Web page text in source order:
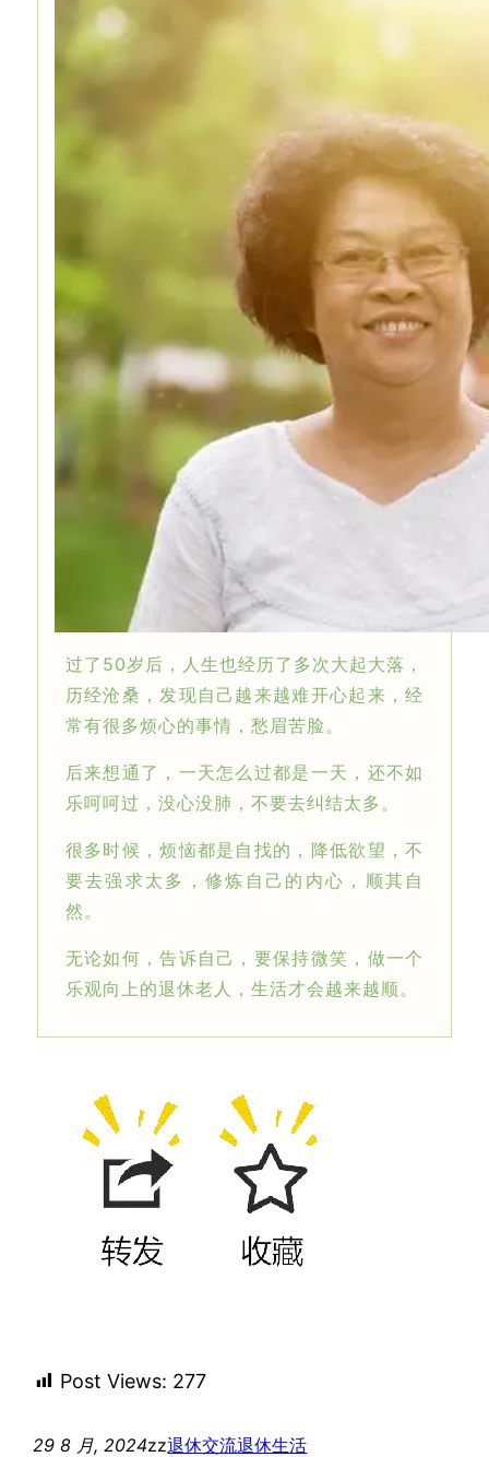
过了50岁后，人生也经历了多次大起大落，
历经沧桑，发现自己越来越难开心起来，经
常有很多烦心的事情，愁眉苦脸。
后来想通了，一天怎么过都是一天，还不如
乐呵呵过，没心没肺，不要去纠结太多。
很多时候，烦恼都是自找的，降低欲望，不
要去强求太多，修炼自己的内心，顺其自
然。
无论如何，告诉自己，要保持微笑，做一个
乐观向上的退休老人，生活才会越来越顺。
Post Views: 277
29 8 月, 2024zz退休交流退休生活